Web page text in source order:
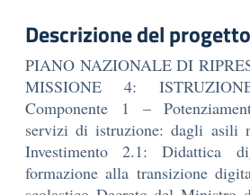
Descrizione del progetto
PIANO NAZIONALE DI
MISSIONE 4:
Componente 1 –
servizi di istruzione: dagli asili
Investimento 2.1: Didattica
formazione alla transizione